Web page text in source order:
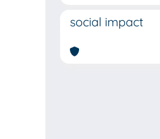
social impact